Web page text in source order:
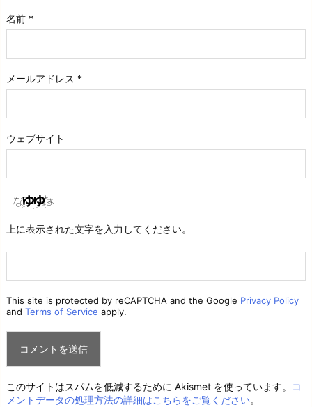
名前 *
メールアドレス *
ウェブサイト
上に表示された文字を入力してください。
This site is protected by reCAPTCHA and the Google Privacy Policy
and Terms of Service apply.
このサイトはスパムを低減するために Akismet を使っています。
コ
メントデータの処理方法の詳細はこちらをご覧ください。